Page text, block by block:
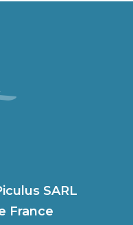
SARL
France